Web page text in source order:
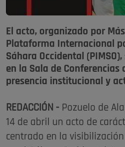
El acto, organizado por
Plataforma Internacional
Sáhara Occidental
en la Sala de Conferencias
presencia institucional y
REDACCIÓN - Pozuelo de
14 de abril un acto de
centrado en la